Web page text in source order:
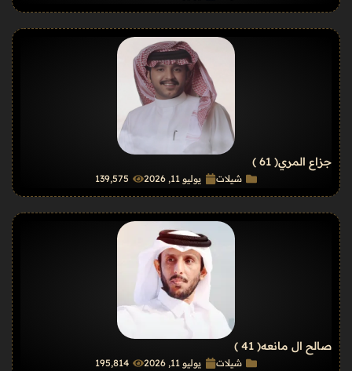
جزاع المري( 61 )
شيلات يوليو 11, 2026 139٬575
صالح ال مانعه( 41 )
شيلات يوليو 11, 2026 195٬814